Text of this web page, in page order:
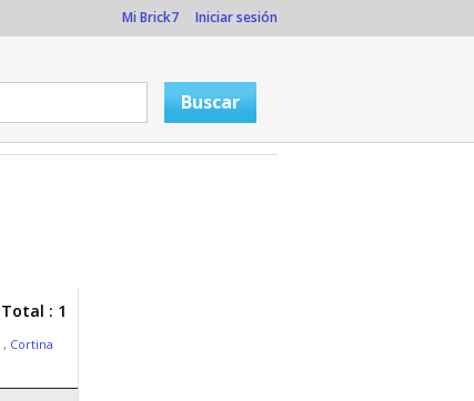
Mi Brick7 Iniciar sesión
Total : 1
, Cortina